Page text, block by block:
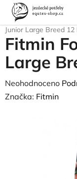
Přejít
obsah
Domů
Pes a kočka
Junior Large Breed 12
Fitmin
Large
Průměrné
hodnocení
Neohodnoceno
Značka: Fitmin